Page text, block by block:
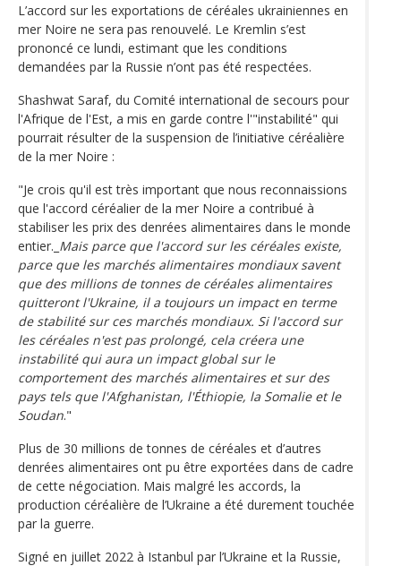
L’accord sur les exportations de céréales ukrainiennes en
mer Noire ne sera pas renouvelé. Le Kremlin s’est
prononcé ce lundi, estimant que les conditions
demandées par la Russie n’ont pas été respectées.
Shashwat Saraf, du Comité international de secours pour
l'Afrique de l'Est, a mis en garde contre l'"instabilité" qui
pourrait résulter de la suspension de l’initiative céréalière
de la mer Noire :
"Je crois qu'il est très important que nous reconnaissions
que l'accord céréalier de la mer Noire a contribué à
stabiliser les prix des denrées alimentaires dans le monde
entier._ Mais parce que l'accord sur les céréales existe,
parce que les marchés alimentaires mondiaux savent
que des millions de tonnes de céréales alimentaires
quitteront l'Ukraine, il a toujours un impact en terme
de stabilité sur ces marchés mondiaux. Si l'accord sur
les céréales n'est pas prolongé, cela créera une
instabilité qui aura un impact global sur le
comportement des marchés alimentaires et sur des
pays tels que l'Afghanistan, l'Éthiopie, la Somalie et le
Soudan."
Plus de 30 millions de tonnes de céréales et d’autres
denrées alimentaires ont pu être exportées dans de cadre
de cette négociation. Mais malgré les accords, la
production céréalière de l’Ukraine a été durement touchée
par la guerre.
Signé en juillet 2022 à Istanbul par l’Ukraine et la Russie,